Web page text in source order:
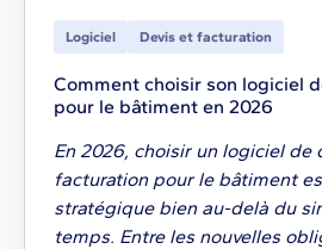
Logiciel Devis et facturation
Comment choisir son logiciel
pour le bâtiment en 2026
En 2026, choisir un logiciel de
facturation pour le bâtiment
stratégique bien au-delà du
temps. Entre les nouvelles